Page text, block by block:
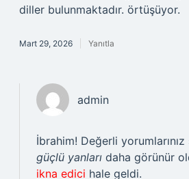
diller bulunmaktadır. örtüşüyor.
Mart 29, 2026 Yanıtla
admin
İbrahim! Değerli yorumlarınız
güçlü yanları daha görünür
ikna edici hale geldi.